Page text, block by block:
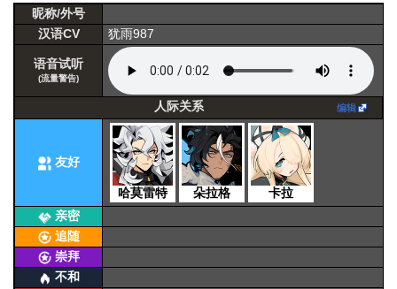
昵称/外号
汉语CV
犹雨987
语音试听
(流量警告)
人际关系 编辑
友好
哈莫雷特 朵拉格
卡拉
亲密
追随
崇拜
不和